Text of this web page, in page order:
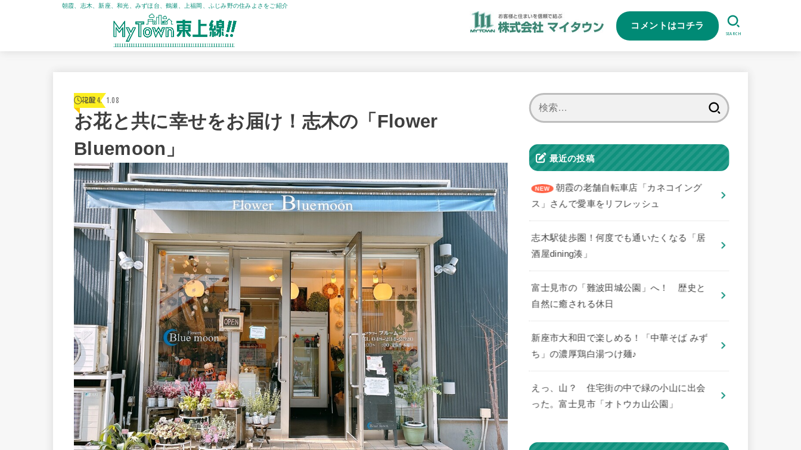
朝霞、志木、新座、和光、みずほ台、鶴瀬、上福岡、ふじみ野の住みよさをご紹介
コメントはコチラ
SEARCH
花屋
2024.11.08
お花と共に幸せをお届け！志木の「Flower
Bluemoon」
最近の投稿
朝霞の老舗自転車店「カネコイング
ス」さんで愛車をリフレッシュ
志木駅徒歩圏！何度でも通いたくなる「居
酒屋dining湊」
​富士見市の「難波田城公園」へ！ 歴史と
自然に癒される休日
新座市大和田で楽しめる！「中華そば みず
ち」の濃厚鶏白湯つけ麺♪
えっ、山？ 住宅街の中で緑の小山に出会
った。富士見市「オトウカ山公園」